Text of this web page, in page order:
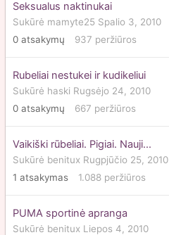
Seksualus naktinukai
Sukūrė mamyte25 Spalio 3, 2010
0 atsakymų 937 peržiūros
Rubeliai nestukei ir kudikeliui
Sukūrė haski Rugsėjo 24, 2010
0 atsakymų 667 peržiūros
Vaikiški rūbeliai. Pigiai. Nauji...
Sukūrė benitux Rugpjūčio 25, 2010
1 atsakymas 1.088 peržiūros
PUMA sportinė apranga
Sukūrė benitux Liepos 4, 2010